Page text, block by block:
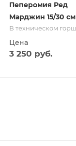
Пеперомия Ред
Марджин 15/30 см
В техническом
Цена
3 250 руб.